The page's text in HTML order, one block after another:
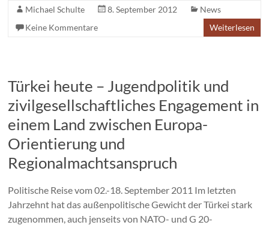
Michael Schulte 8. September 2012
News
Keine Kommentare
Weiterlesen
Türkei heute – Jugendpolitik und
zivilgesellschaftliches Engagement in
einem Land zwischen Europa-
Orientierung und
Regionalmachtsanspruch
Politische Reise vom 02.-18. September 2011 Im letzten
Jahrzehnt hat das außenpolitische Gewicht der Türkei stark
zugenommen, auch jenseits von NATO- und G 20-